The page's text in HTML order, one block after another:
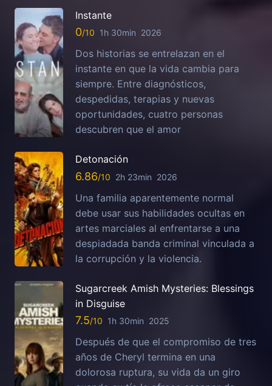
Instante
0 1h 30min 2026
Dos historias se entrelazan en el
instante en que la vida cambia para
siempre. Entre diagnósticos,
despedidas, terapias y nuevas
oportunidades, cuatro personas
descubren que el amor
Detonación
6.86 2h 23min 2026
Una familia aparentemente normal
debe usar sus habilidades ocultas en
artes marciales al enfrentarse a una
despiadada banda criminal vinculada a
la corrupción y la violencia.
Sugarcreek Amish Mysteries: Blessings
in Disguise
7.5 1h 30min 2025
Después de que el compromiso de tres
años de Cheryl termina en una
dolorosa ruptura, su vida da un giro